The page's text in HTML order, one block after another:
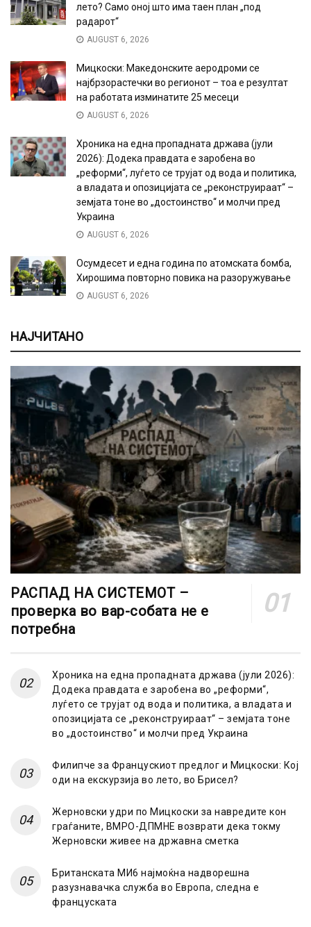
лето? Само оној што има таен план „под
радарот“
AUGUST 6, 2026
Мицкоски: Македонските аеродроми се
најбрзорастечки во регионот – тоа е резултат
на работата изминатите 25 месеци
AUGUST 6, 2026
Хроника на една пропадната држава (јули
2026): Додека правдата е заробена во
„реформи“, луѓето се трујат од вода и политика,
а владата и опозицијата се „реконструираат“ –
земјата тоне во „достоинство“ и молчи пред
Украина
AUGUST 6, 2026
Осумдесет и една година по атомската бомба,
Хирошима повторно повика на разоружување
AUGUST 6, 2026
НАЈЧИТАНО
РАСПАД НА СИСТЕМОТ –
проверка во вар-собата не е
потребна
Хроника на една пропадната држава (јули 2026):
Додека правдата е заробена во „реформи“,
луѓето се трујат од вода и политика, а владата и
опозицијата се „реконструираат“ – земјата тоне
во „достоинство“ и молчи пред Украина
Филипче за Францускиот предлог и Мицкоски: Кој
оди на екскурзија во лето, во Брисел?
Жерновски удри по Мицкоски за навредите кон
граѓаните, ВМРО-ДПМНЕ возврати дека токму
Жерновски живее на државна сметка
Британската МИ6 најмоќна надворешна
разузнавачка служба во Европа, следна е
француската